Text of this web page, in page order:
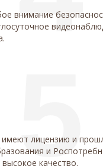
внимание
лицензию и
и
качество.
5